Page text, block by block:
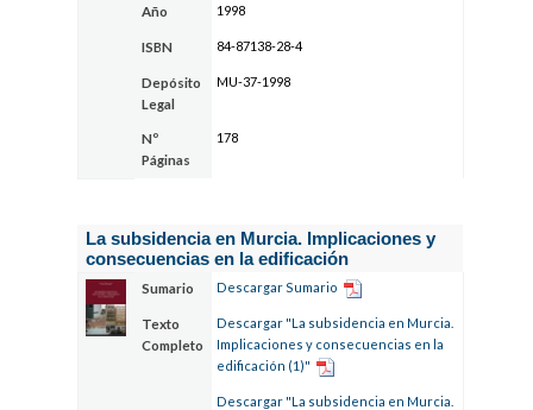
Año 1998
ISBN 84-87138-28-4
Depósito
Legal
MU-37-1998
Nº
Páginas
178
La subsidencia en Murcia. Implicaciones y
consecuencias en la edificación
Sumario Descargar Sumario
Texto
Completo
Descargar "La subsidencia en Murcia.
Implicaciones y consecuencias en la
edificación (1)"
Descargar "La subsidencia en Murcia.